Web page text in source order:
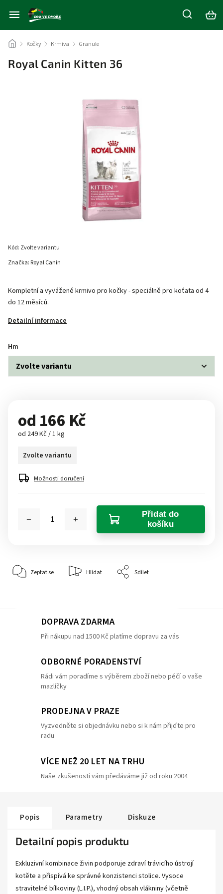
/ Kočky / Krmiva / Granule
Royal Canin Kitten 36
Kód: Zvolte variantu
Kompletní a vyvážené krmivo pro kočky - speciálně pro koťata od 4
do 12 měsíců.
Detailní informace
Značka: Royal Canin
Hm
od 166 Kč
od 249 Kč / 1 kg
Zvolte variantu
Možnosti doručení
Přidat do
košíku
Zeptat se Hlídat Sdílet
DOPRAVA ZDARMA
Při nákupu nad 1500 Kč platíme dopravu za vás
ODBORNÉ PORADENSTVÍ
Rádi vám poradíme s výběrem zboží nebo péčí o vaše
mazlíčky
PRODEJNA V PRAZE
Vyzvedněte si objednávku nebo si k nám přijďte pro
radu
VÍCE NEŽ 20 LET NA TRHU
Naše zkušenosti vám předáváme již od roku 2004
Popis Parametry Diskuze
Detailní popis produktu
Exkluzivní kombinace živin podporuje zdraví trávicího ústrojí
kotěte a přispívá ke správné konzistenci stolice. Vysoce
stravitelné bílkoviny (L.I.P.), vhodný obsah vlákniny (včetně